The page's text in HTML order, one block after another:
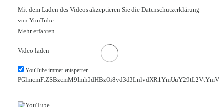
Mit dem Laden des Videos akzeptieren Sie die Datenschutzerklärung
von YouTube.
Mehr erfahren
Video laden
YouTube immer entsperren